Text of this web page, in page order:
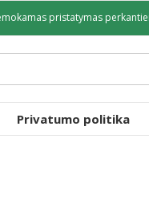
pristatymas
Privatumo politika